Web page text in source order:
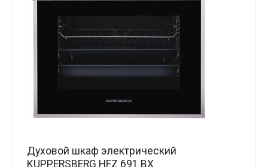
Духовой шкаф электрический
KUPPERSBERG HFZ 691 BX